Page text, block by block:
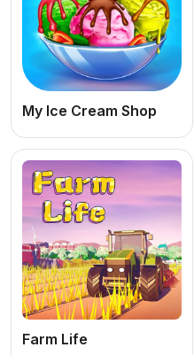
My Ice Cream Shop
Farm Life